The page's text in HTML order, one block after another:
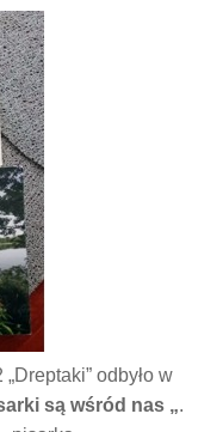
odbyło w
są wśród nas „.